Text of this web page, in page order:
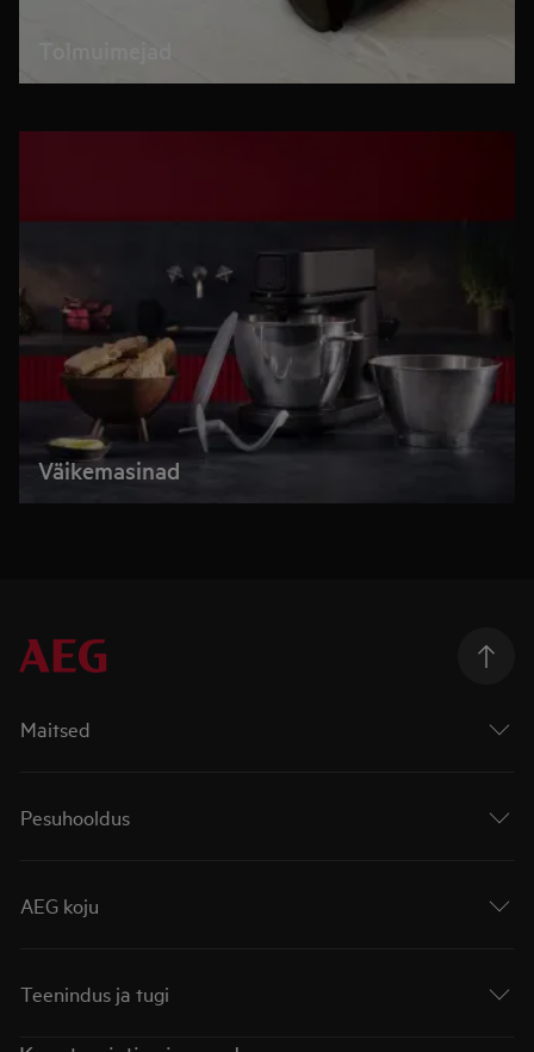
Väikemasinad
Maitsed
Pesuhooldus
AEG koju
Teenindus ja tugi